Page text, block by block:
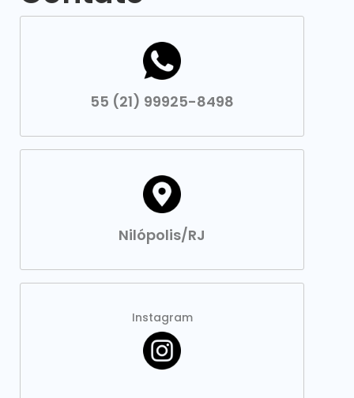
55 (21) 99925-8498
Nilópolis/RJ
Instagram